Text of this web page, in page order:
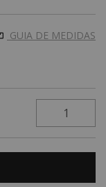
GUIA DE MEDIDAS